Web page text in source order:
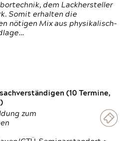
dem Lackhersteller
Somit erhalten die
nötigen Mix aus physikalisch-
(10 Termine,
zum